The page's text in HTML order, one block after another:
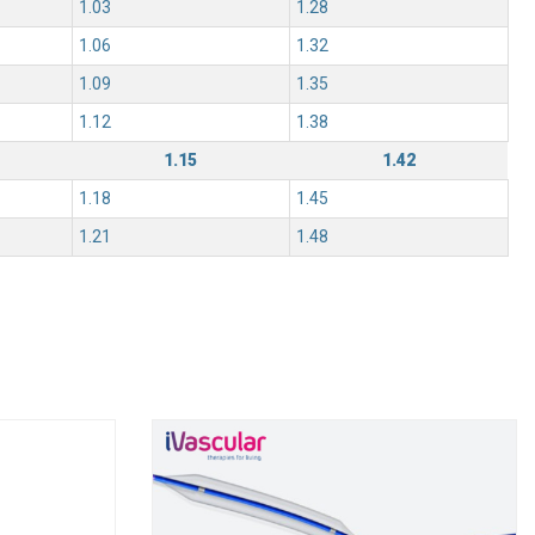
1.03
1.28
1.06
1.32
1.09
1.35
1.12
1.38
1.15
1.42
1.18
1.45
1.21
1.48